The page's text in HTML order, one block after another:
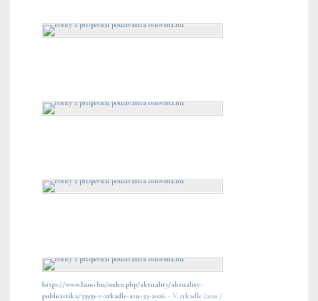
https://www.luno.hu/index.php/aktuality/aktuality-
publicistika/33939-v-zrkadle-asu-33-2026 - V zrkadle času /